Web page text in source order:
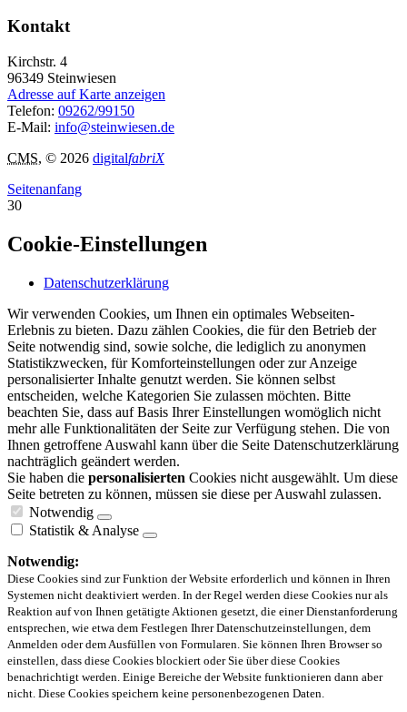
Kontakt
Kirchstr. 4
96349 Steinwiesen
Adresse auf Karte anzeigen
Telefon: 09262/99150
E-Mail: info@steinwiesen.de
CMS, © 2026 digitalfabriX
Seitenanfang
30
Cookie-Einstellungen
Datenschutzerklärung
Wir verwenden Cookies, um Ihnen ein optimales Webseiten-
Erlebnis zu bieten. Dazu zählen Cookies, die für den Betrieb der
Seite notwendig sind, sowie solche, die lediglich zu anonymen
Statistikzwecken, für Komforteinstellungen oder zur Anzeige
personalisierter Inhalte genutzt werden. Sie können selbst
entscheiden, welche Kategorien Sie zulassen möchten. Bitte
beachten Sie, dass auf Basis Ihrer Einstellungen womöglich nicht
mehr alle Funktionalitäten der Seite zur Verfügung stehen. Die von
Ihnen getroffene Auswahl kann über die Seite Datenschutzerklärung
nachträglich geändert werden.
Sie haben die personalisierten Cookies nicht ausgewählt. Um diese
Seite betreten zu können, müssen sie diese per Auswahl zulassen.
Notwendig
Statistik & Analyse
Notwendig:
Diese Cookies sind zur Funktion der Website erforderlich und können in Ihren
Systemen nicht deaktiviert werden. In der Regel werden diese Cookies nur als
Reaktion auf von Ihnen getätigte Aktionen gesetzt, die einer Dienstanforderung
entsprechen, wie etwa dem Festlegen Ihrer Datenschutzeinstellungen, dem
Anmelden oder dem Ausfüllen von Formularen. Sie können Ihren Browser so
einstellen, dass diese Cookies blockiert oder Sie über diese Cookies
benachrichtigt werden. Einige Bereiche der Website funktionieren dann aber
nicht. Diese Cookies speichern keine personenbezogenen Daten.